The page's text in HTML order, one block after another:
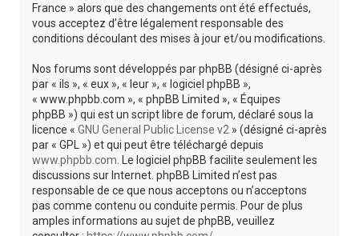
France » alors que des changements ont été effectués,
vous acceptez d’être légalement responsable des
conditions découlant des mises à jour et/ou modifications.
Nos forums sont développés par phpBB (désigné ci-après
par « ils », « eux », « leur », « logiciel phpBB »,
« www.phpbb.com », « phpBB Limited », « Équipes
phpBB ») qui est un script libre de forum, déclaré sous la
licence « GNU General Public License v2 » (désigné ci-après
par « GPL ») et qui peut être téléchargé depuis
www.phpbb.com . Le logiciel phpBB facilite seulement les
discussions sur Internet. phpBB Limited n’est pas
responsable de ce que nous acceptons ou n’acceptons
pas comme contenu ou conduite permis. Pour de plus
amples informations au sujet de phpBB, veuillez